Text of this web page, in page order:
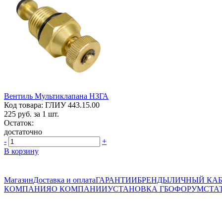
Вентиль Мультиклапана НЗГА
Код товара: ГЛИУ 443.15.00
225 руб. за 1 шт.
Остаток:
достаточно
-
+
В корзину
МагазинДоставка и оплатаГАРАНТИИБРЕНДЫЛИЧНЫЙ
КОМПАНИЯО КОМПАНИИУСТАНОВКА ГБОФОРУМ